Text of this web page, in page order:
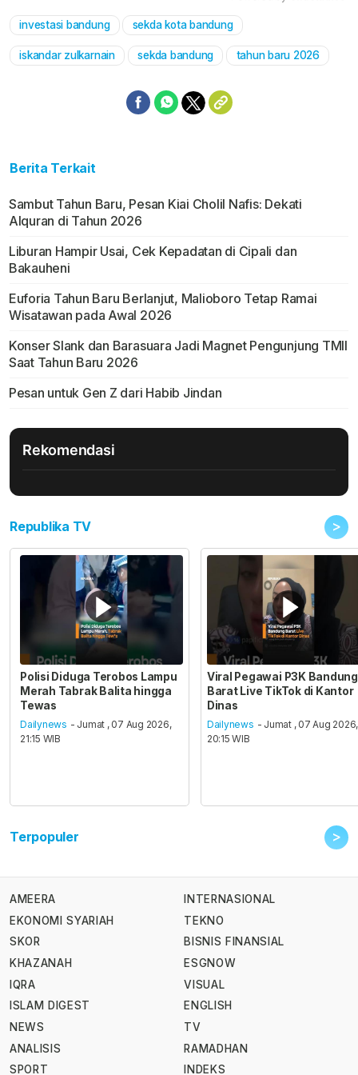
investasi bandung sekda kota bandung
iskandar zulkarnain sekda bandung tahun baru 2026
Berita Terkait
Sambut Tahun Baru, Pesan Kiai Cholil Nafis: Dekati
Alquran di Tahun 2026
Liburan Hampir Usai, Cek Kepadatan di Cipali dan
Bakauheni
Euforia Tahun Baru Berlanjut, Malioboro Tetap Ramai
Wisatawan pada Awal 2026
Konser Slank dan Barasuara Jadi Magnet Pengunjung TMII
Saat Tahun Baru 2026
Pesan untuk Gen Z dari Habib Jindan
Rekomendasi
Republika TV >
Polisi Diduga Terobos Lampu
Merah Tabrak Balita hingga
Tewas
Dailynews - Jumat , 07 Aug 2026,
21:15 WIB
Viral Pegawai P3K Bandung
Barat Live TikTok di Kantor
Dinas
Dailynews - Jumat , 07 Aug 2026,
20:15 WIB
Terpopuler >
AMEERA
EKONOMI SYARIAH
SKOR
KHAZANAH
IQRA
ISLAM DIGEST
NEWS
ANALISIS
SPORT
INTERNASIONAL
TEKNO
BISNIS FINANSIAL
ESGNOW
VISUAL
ENGLISH
TV
RAMADHAN
INDEKS